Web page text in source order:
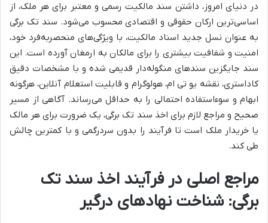
در دنیای امروز، داشتن سند مالکیت رسمی و معتبر برای هر ملک، از
اساسی‌ترین ارکان حقوقی و اقتصادی محسوب می‌شود. سند تک برگی
به عنوان نسل جدید اسناد مالکیت، با ویژگی‌های منحصربه‌فرد خود،
امنیت و شفافیت بیشتری را برای مالکان به ارمغان آورده است. این
سند جایگزین سندهای منگوله‌دار قدیمی شده و با مشخصات دقیق
کاداستری، نقشه یو تی ام، هولوگرام و قابلیت استعلام آنلاین، هرگونه
ابهام و سوءاستفاده احتمالی را به حداقل می‌رساند. آگاهی از مسیر
صحیح و مراجع لازم برای اخذ سند تک برگی، یک ضرورت برای هر مالک
یا خریدار ملک است تا فرآیند را بدون سردرگمی و با کمترین چالش
طی کند.
مراجع اصلی در فرآیند اخذ سند تک
برگی: شناخت نهادهای درگیر